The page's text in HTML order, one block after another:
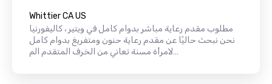
Whittier CA US
مطلوب مقدم رعاية مباشر بدوام كامل في ويتير ، كاليفورنيا
نحن نبحث حاليًا عن مقدم رعاية حنون ومتفريغ بدوام كامل
لامرأة مسنة تعاني من الخرف المتقدم الم…